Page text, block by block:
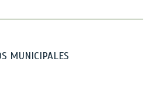
MUNICIPALES